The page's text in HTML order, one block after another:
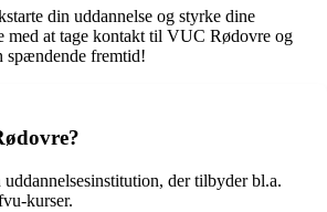
din uddannelse og styrke dine
med at tage kontakt til VUC Rødovre og
spændende fremtid!
der tilbyder bl.a.
kurser.